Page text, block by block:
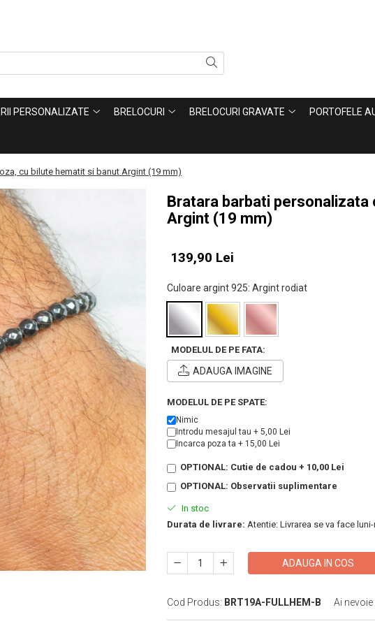
PERSONALIZATE BRELOCURI BRELOCURI GRAVATE PORTOFELE
cu bilute hematit si banut Argint (19 mm)
Bratara barbati
Argint (19 mm)
139,90 Lei
Culoare argint 925: Argint rodiat
MODELUL DE PE FATA:
ADAUGA IMAGINE
MODELUL DE PE SPATE:
Nimic
Introdu mesajul tau + 5,00 Lei
Incarca poza ta + 15,00 Lei
OPTIONAL: Cutie de cadou + 10,00 Lei
OPTIONAL: Observatii suplimentare
In stoc
Durata de livrare: Atentie: Livrarea se va face
ADAUGA IN COS
Cod Produs: BRT19A-FULLHEM-B Ai nevoie